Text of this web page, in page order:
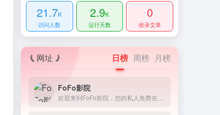
21.7K
访问人数
2.9K
运行天数
0
收录文章
网址 日榜 周榜 月榜
FoFo影院